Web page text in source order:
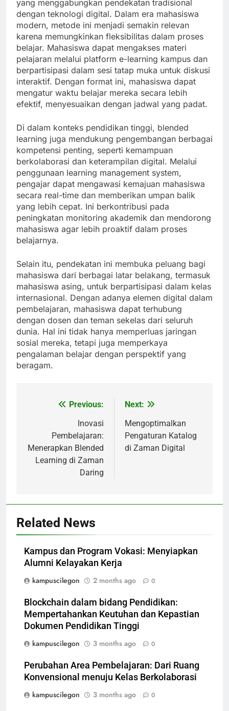
yang menggabungkan pendekatan tradisional
dengan teknologi digital. Dalam era mahasiswa
modern, metode ini menjadi semakin relevan
karena memungkinkan fleksibilitas dalam proses
belajar. Mahasiswa dapat mengakses materi
pelajaran melalui platform e-learning kampus dan
berpartisipasi dalam sesi tatap muka untuk diskusi
interaktif. Dengan format ini, mahasiswa dapat
mengatur waktu belajar mereka secara lebih
efektif, menyesuaikan dengan jadwal yang padat.
Di dalam konteks pendidikan tinggi, blended
learning juga mendukung pengembangan berbagai
kompetensi penting, seperti kemampuan
berkolaborasi dan keterampilan digital. Melalui
penggunaan learning management system,
pengajar dapat mengawasi kemajuan mahasiswa
secara real-time dan memberikan umpan balik
yang lebih cepat. Ini berkontribusi pada
peningkatan monitoring akademik dan mendorong
mahasiswa agar lebih proaktif dalam proses
belajarnya.
Selain itu, pendekatan ini membuka peluang bagi
mahasiswa dari berbagai latar belakang, termasuk
mahasiswa asing, untuk berpartisipasi dalam kelas
internasional. Dengan adanya elemen digital dalam
pembelajaran, mahasiswa dapat terhubung
dengan dosen dan teman sekelas dari seluruh
dunia. Hal ini tidak hanya memperluas jaringan
sosial mereka, tetapi juga memperkaya
pengalaman belajar dengan perspektif yang
beragam.
navigation
Previous:
Inovasi
Pembelajaran:
Menerapkan Blended
Learning di Zaman
Daring
Next:
Mengoptimalkan
Pengaturan Katalog
di Zaman Digital
Related News
Kampus dan Program Vokasi: Menyiapkan
Alumni Kelayakan Kerja
kampuscilegon
2 months ago 0
Blockchain dalam bidang Pendidikan:
Mempertahankan Keutuhan dan Kepastian
Dokumen Pendidikan Tinggi
kampuscilegon
3 months ago 0
Perubahan Area Pembelajaran: Dari Ruang
Konvensional menuju Kelas Berkolaborasi
kampuscilegon
3 months ago 0